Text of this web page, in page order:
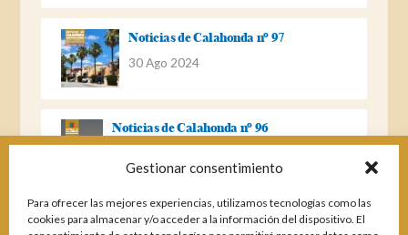
Gestionar consentimiento
Para ofrecer las mejores experiencias, utilizamos tecnologías como las
cookies para almacenar y/o acceder a la información del dispositivo. El
Noticias de Calahonda nº 97
30 Ago 2024
Noticias de Calahonda nº 96
Noticias de Calahonda Nº 95